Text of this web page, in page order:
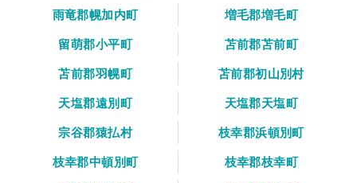
雨竜郡幌加内町
増毛郡増毛町
留萌郡小平町
苫前郡苫前町
苫前郡羽幌町
苫前郡初山別村
天塩郡遠別町
天塩郡天塩町
宗谷郡猿払村
枝幸郡浜頓別町
枝幸郡中頓別町
枝幸郡枝幸町